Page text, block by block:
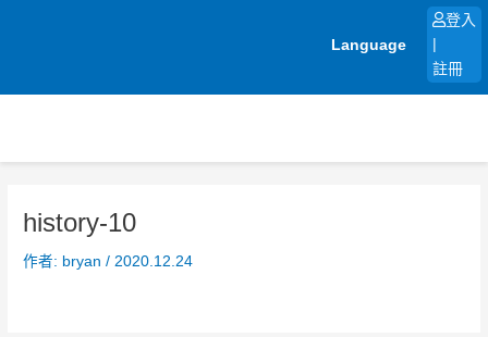
Language
登入
註冊
history-10
作者: bryan/ 2020.12.24